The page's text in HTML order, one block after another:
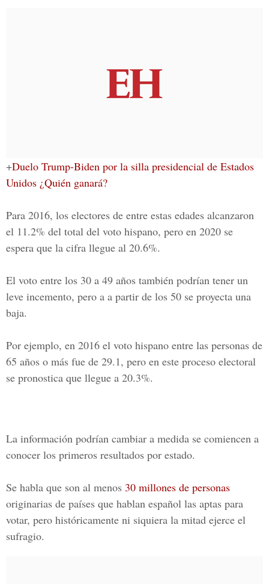
+Duelo Trump-Biden por la silla presidencial de Estados
Unidos ¿Quién ganará?
Para 2016, los electores de entre estas edades alcanzaron
el 11.2% del total del voto hispano, pero en 2020 se
espera que la cifra llegue al 20.6%.
El voto entre los 30 a 49 años también podrían tener un
leve incemento, pero a a partir de los 50 se proyecta una
baja.
Por ejemplo, en 2016 el voto hispano entre las personas de
65 años o más fue de 29.1, pero en este proceso electoral
se pronostica que llegue a 20.3%.
La información podrían cambiar a medida se comiencen a
conocer los primeros resultados por estado.
Se habla que son al menos 30 millones de personas
originarias de países que hablan español las aptas para
votar, pero históricamente ni siquiera la mitad ejerce el
sufragio.